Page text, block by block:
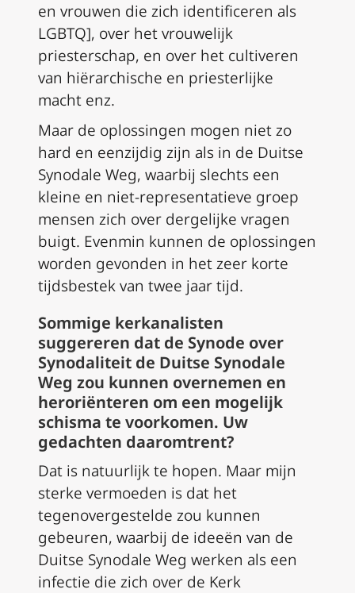
en vrouwen die zich identificeren als
LGBTQ], over het vrouwelijk
priesterschap, en over het cultiveren
van hiërarchische en priesterlijke
macht enz.
Maar de oplossingen mogen niet zo
hard en eenzijdig zijn als in de Duitse
Synodale Weg, waarbij slechts een
kleine en niet-representatieve groep
mensen zich over dergelijke vragen
buigt. Evenmin kunnen de oplossingen
worden gevonden in het zeer korte
tijdsbestek van twee jaar tijd.
Sommige kerkanalisten
suggereren dat de Synode over
Synodaliteit de Duitse Synodale
Weg zou kunnen overnemen en
heroriënteren om een mogelijk
schisma te voorkomen. Uw
gedachten daaromtrent?
Dat is natuurlijk te hopen. Maar mijn
sterke vermoeden is dat het
tegenovergestelde zou kunnen
gebeuren, waarbij de ideeën van de
Duitse Synodale Weg werken als een
infectie die zich over de Kerk